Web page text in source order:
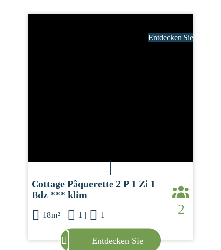
Entdecken Sie
Cottage Pâquerette 2 P 1 Zi 1
Bdz *** klim
18m² | 1 | 1 2
Entdecken Sie